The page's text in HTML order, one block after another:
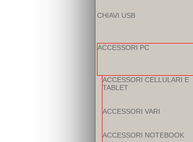
CHIAVI USB
ACCESSORI PC
ACCESSORI CELLULARI E
TABLET
ACCESSORI VARI
ACCESSORI NOTEBOOK